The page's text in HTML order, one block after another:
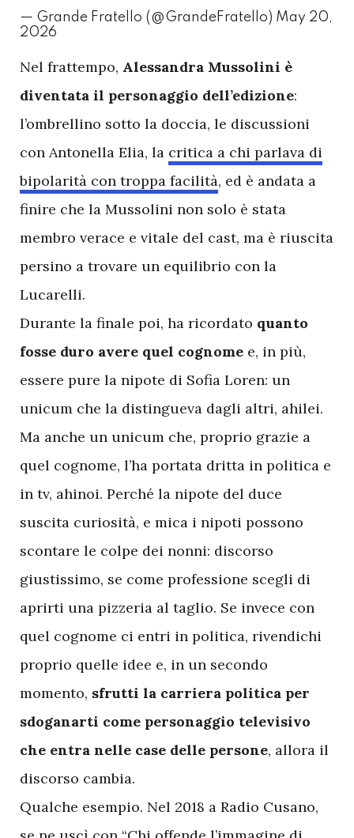
— Grande Fratello (@GrandeFratello) May 20,
2026
Nel frattempo, Alessandra Mussolini è
diventata il personaggio dell’edizione:
l’ombrellino sotto la doccia, le discussioni
con Antonella Elia, la critica a chi parlava di
bipolarità con troppa facilità, ed è andata a
finire che la Mussolini non solo è stata
membro verace e vitale del cast, ma è riuscita
persino a trovare un equilibrio con la
Lucarelli.
Durante la finale poi, ha ricordato quanto
fosse duro avere quel cognome e, in più,
essere pure la nipote di Sofia Loren: un
unicum che la distingueva dagli altri, ahilei.
Ma anche un unicum che, proprio grazie a
quel cognome, l’ha portata dritta in politica e
in tv, ahinoi. Perché la nipote del duce
suscita curiosità, e mica i nipoti possono
scontare le colpe dei nonni: discorso
giustissimo, se come professione scegli di
aprirti una pizzeria al taglio. Se invece con
quel cognome ci entri in politica, rivendichi
proprio quelle idee e, in un secondo
momento, sfrutti la carriera politica per
sdoganarti come personaggio televisivo
che entra nelle case delle persone, allora il
discorso cambia.
Qualche esempio. Nel 2018 a Radio Cusano,